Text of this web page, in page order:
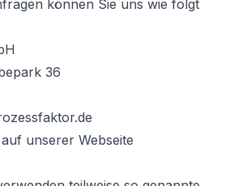
können Sie uns wie folgt
36
unserer Webseite